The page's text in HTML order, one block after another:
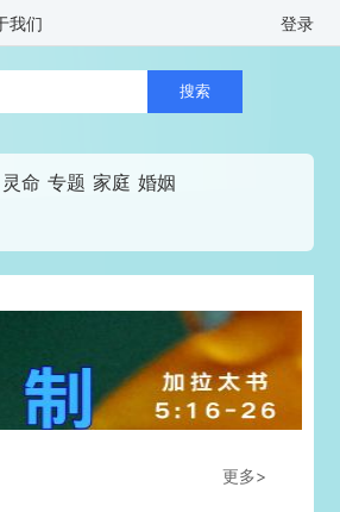
登录
我们
灵命 专题 家庭 婚姻
更多>